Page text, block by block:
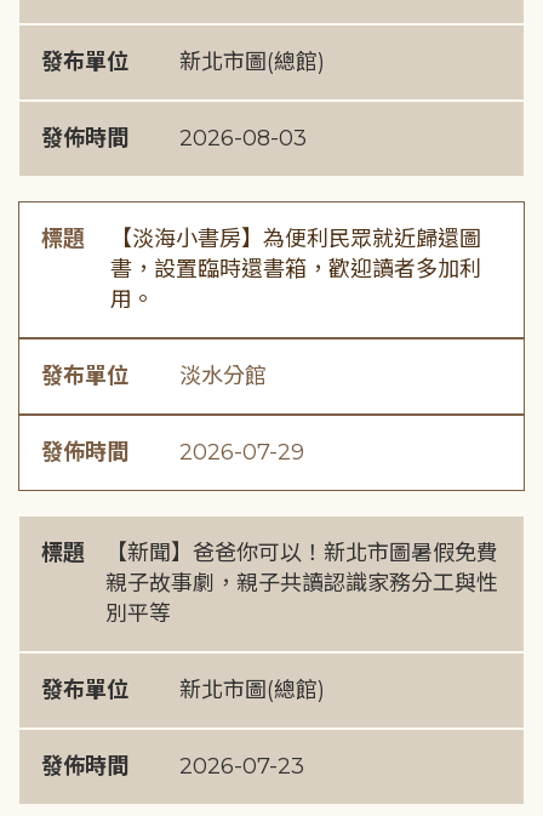
發布單位 新北市圖(總館)
發佈時間 2026-08-03
標題
【淡海小書房】為便利民眾就近歸還圖
書，設置臨時還書箱，歡迎讀者多加利
用。
發布單位 淡水分館
發佈時間 2026-07-29
標題
【新聞】爸爸你可以！新北市圖暑假免費
親子故事劇，親子共讀認識家務分工與性
別平等
發布單位 新北市圖(總館)
發佈時間 2026-07-23